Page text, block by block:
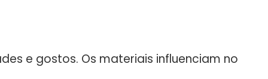
e gostos. Os materiais influenciam no